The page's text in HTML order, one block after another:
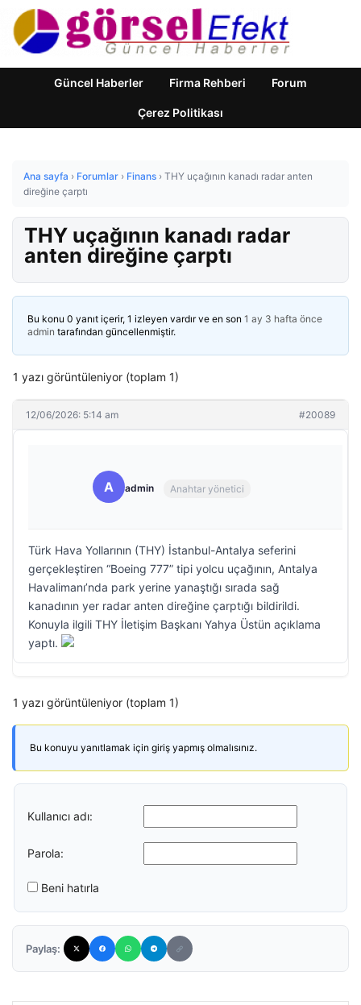
Güncel Haberler Firma Rehberi Forum
Çerez Politikası
Ana sayfa › Forumlar › Finans › THY uçağının kanadı radar anten
direğine çarptı
THY uçağının kanadı radar
anten direğine çarptı
Bu konu 0 yanıt içerir, 1 izleyen vardır ve en son 1 ay 3 hafta önce
admin tarafından güncellenmiştir.
1 yazı görüntüleniyor (toplam 1)
12/06/2026: 5:14 am #20089
A admin Anahtar yönetici
Türk Hava Yollarının (THY) İstanbul-Antalya seferini
gerçekleştiren “Boeing 777” tipi yolcu uçağının, Antalya
Havalimanı’nda park yerine yanaştığı sırada sağ
kanadının yer radar anten direğine çarptığı bildirildi.
Konuyla ilgili THY İletişim Başkanı Yahya Üstün açıklama
yaptı.
1 yazı görüntüleniyor (toplam 1)
Bu konuyu yanıtlamak için giriş yapmış olmalısınız.
Kullanıcı adı:
Parola:
Beni hatırla
Paylaş: